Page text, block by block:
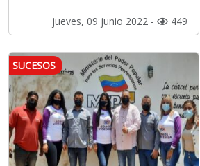
jueves, 09 junio 2022 - 449
SUCESOS